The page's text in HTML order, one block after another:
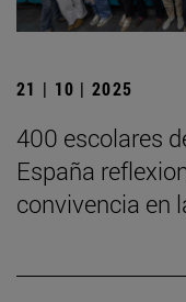
21 | 10 | 2025
400 escolares
España
convivencia en